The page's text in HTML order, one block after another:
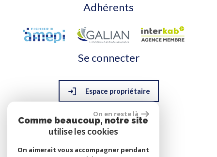
Adhérents
Se connecter
Espace propriétaire
réalisé par
On en reste là
Comme beaucoup, notre site
utilise les cookies
On aimerait vous accompagner pendant